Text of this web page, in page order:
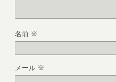
名前 ※
メール ※